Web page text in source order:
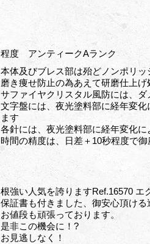
程度 アンティークAランク
本体及びブレス部は殆どノンポリ
磨き痩せ防止の為あえて研磨仕上げ
サファイヤクリスタル風防には、
文字盤には、夜光塗料部に経年変化
ます
各針には、夜光塗料部に経年変化に
時間の精度は、日差＋10秒程度で御
根強い人気を誇りますRef.16570 エ
保証書も付きました、御安心頂け
お値段も頑張っております。
是非この機会に！?
お見逃しなく！